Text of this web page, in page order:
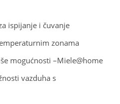
ispijanje i čuvanje
zonama
mogućnosti –Miele@home
vazduha s